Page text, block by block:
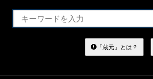
「蔵元」とは？